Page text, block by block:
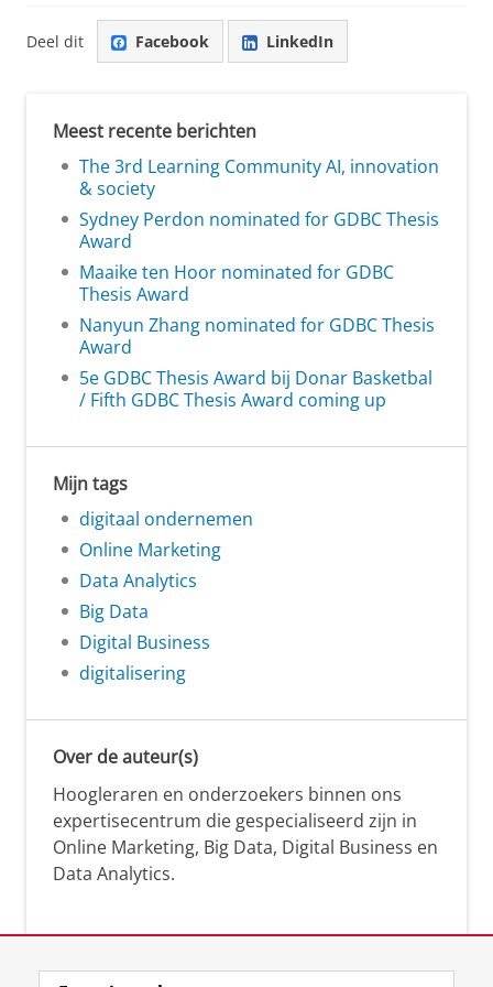
Deel dit Facebook LinkedIn
Meest recente berichten
The 3rd Learning Community AI, innovation
& society
Sydney Perdon nominated for GDBC Thesis
Award
Maaike ten Hoor nominated for GDBC
Thesis Award
Nanyun Zhang nominated for GDBC Thesis
Award
5e GDBC Thesis Award bij Donar Basketbal
/ Fifth GDBC Thesis Award coming up
Mijn tags
digitaal ondernemen
Online Marketing
Data Analytics
Big Data
Digital Business
digitalisering
Over de auteur(s)
Hoogleraren en onderzoekers binnen ons
expertisecentrum die gespecialiseerd zijn in
Online Marketing, Big Data, Digital Business en
Data Analytics.
Over deze blog